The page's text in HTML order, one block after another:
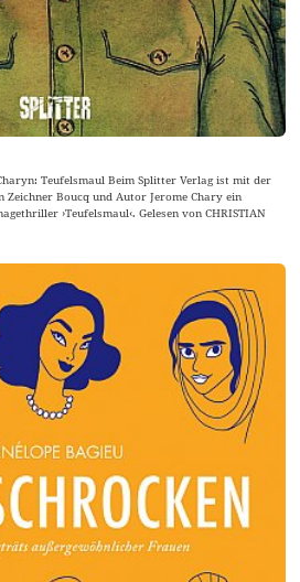
Teufelsmaul Beim Splitter Verlag ist mit der
Boucq und Autor Jerome Chary ein
›Teufelsmaul‹. Gelesen von CHRISTIAN